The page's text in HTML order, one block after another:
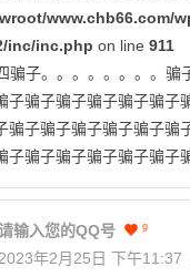
www.chb66.com/
inc/inc.php on line911
骗子。。。。。。。。骗
子骗子骗子骗子骗子骗子
骗子骗子骗子骗子骗子骗
子骗子骗子骗子骗子骗子
输入您的QQ号 9
2023年2月25日 下午11:37